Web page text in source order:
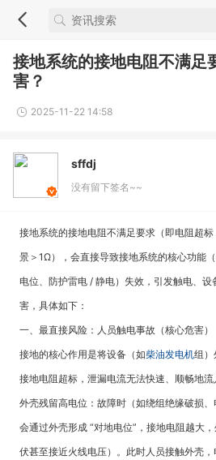
接地系统的接地电阻不满足
害？
2025-11-22 14:58
sffdj
没有留下签名~~
接地系统的接地电阻不满足要求（即电阻超
景＞1Ω），会直接导致接地系统的核心功能
电位、防护雷电 / 静电）失效，引发触电、
害，具体如下：
一、最直接风险：人员触电事故（核心危害）
接地的核心作用是将设备（如柴油发电机组）
接地电阻超标，泄漏电流无法快速、顺畅地流
外壳残留高电位：故障时（如绕组绝缘破损
会通过外壳形成 “对地电位”，接地电阻越大
伏甚至接近火线电压）。此时人员接触外壳